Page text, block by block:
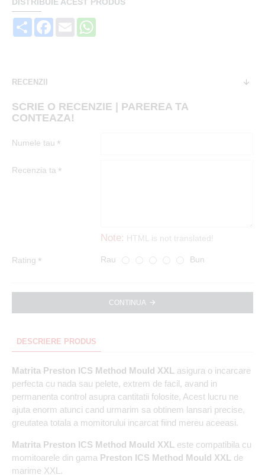
Share Facebook
Email
RECENZII
SCRIE O RECENZIE | PAREREA TA
CONTEAZA!
Numele tau
Recenzia ta
Note: HTML is not translated!
Rating Rau Bun
CONTINUA
DESCRIERE PRODUS
Matrita Preston ICS Method Mould XXL asigura o incarcare
perfecta cu nada sau pelete, extrem de facil, avand in
permanenta control asupra cantitatii folosite, Acest lucru ne
ajuta enorm atunci cand urmarim sa obtinem lansari precise,
greutatea totala a momitorului incarcat fiind mereu aceeasi.
Matrita Preston ICS Method Mould XXL este compatibila cu
momitoarele din gama Preston ICS Method Mould XXL de
marime XXL.